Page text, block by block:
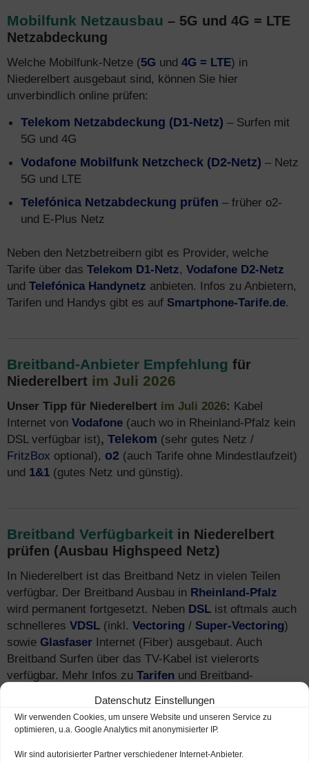
Datenschutz Einstellungen
Wir verwenden Cookies, um unsere Website und unseren Service zu
optimieren, u.a. Google Analytics mit anonymisierter IP.
Wir sind autorisierter Partner verschiedener Internet-Anbieter.
Mobilfunk Netzausbau – 5G und 4G = LTE
Netzabdeckung
Welche Mobilfunk-Netze (5G und 4G = LTE) in
Niederelbert ausgebaut sind, können Sie hier
unverbindlich online prüfen:
Telekom Netzabdeckung (D1-Netz) – Surfen mit
5G und 4G
Vodafone Mobilfunk Netzcheck (D2-Netz) – Netz
5G und LTE
Telefónica Netzabdeckung prüfen – früher o2-
und E-Plus Netz
Neben den Netzbetreibern gibt es Provider, welche
Tarife über das Telekom D1-Netz, Vodafone D2-Netz
und Telefónica Handynetz anbieten. Infos zu Anbietern,
Tarifen und Handys gibt es auf Smartphone-Tarife.de.
Breitband-Anbieter Empfehlung für
Niederelbert im Juli 2026
Unser Tipp für Niederelbert im Juli 2026: Kabel
Internet von Vodafone (auch wo in Rheinland-Pfalz kein
DSL verfügbar ist), Telekom (sehr gutes Netz /
FritzBox optional), o2 (auch Tarife ohne Mindestlaufzeit)
und 1&1 (gutes Netz und günstig).
Breitband Verfügbarkeit in Niederelbert
prüfen (Ausbau Highspeed Netz)
In Niederelbert ist das Breitband Netz in vielen Teilen
verfügbar. Der Breitband Ausbau in Rheinland-Pfalz
wird permanent fortgesetzt. Neben DSL ist oftmals auch
schnelleres VDSL (inkl. Vectoring / Super-Vectoring)
sowie Glasfaser Internet (Fiber) ausgebaut. Auch
Breitband Surfen über das TV-Kabel ist vielerorts
verfügbar. Mehr Infos zu Tarifen und Breitband-